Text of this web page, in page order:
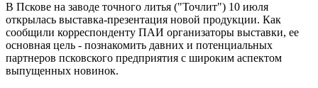
В Пскове на заводе точного литья ("Точлит") 10 июля
открылась выставка-презентация новой продукции. Как
сообщили корреспонденту ПАИ организаторы выставки, ее
основная цель - познакомить давних и потенциальных
партнеров псковского предприятия с широким аспектом
выпущенных новинок.